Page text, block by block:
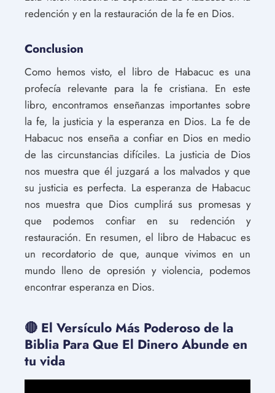
redención y en la restauración de la fe en Dios.
Conclusion
Como hemos visto, el libro de Habacuc es una
profecía relevante para la fe cristiana. En este
libro, encontramos enseñanzas importantes sobre
la fe, la justicia y la esperanza en Dios. La fe de
Habacuc nos enseña a confiar en Dios en medio
de las circunstancias difíciles. La justicia de Dios
nos muestra que él juzgará a los malvados y que
su justicia es perfecta. La esperanza de Habacuc
nos muestra que Dios cumplirá sus promesas y
que podemos confiar en su redención y
restauración. En resumen, el libro de Habacuc es
un recordatorio de que, aunque vivimos en un
mundo lleno de opresión y violencia, podemos
encontrar esperanza en Dios.
🔴 El Versículo Más Poderoso de la
Biblia Para Que El Dinero Abunde en
tu vida